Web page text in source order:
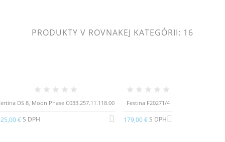
PRODUKTY V ROVNAKEJ KATEGÓRII: 16
DS 8, Moon Phase C033.257.11.118.00
€S DPH
Festina F20271/4
179,00 €S DPH